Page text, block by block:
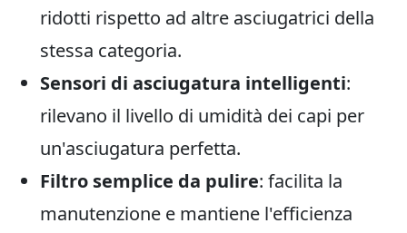
ridotti rispetto ad altre asciugatrici della
stessa categoria.
Sensori di asciugatura intelligenti:
rilevano il livello di umidità dei capi per
un'asciugatura perfetta.
Filtro semplice da pulire: facilita la
manutenzione e mantiene l'efficienza